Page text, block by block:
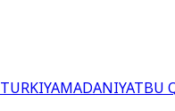
TURKIYAMADANIYATBU